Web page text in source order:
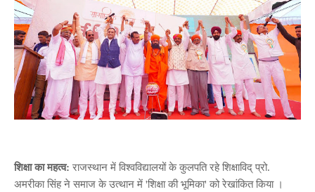
शिक्षा का महत्व: राजस्थान में विश्वविद्यालयों के कुलपति रहे शिक्षाविद् प्रो.
अमरीका सिंह ने समाज के उत्थान में 'शिक्षा की भूमिका' को रेखांकित किया ।